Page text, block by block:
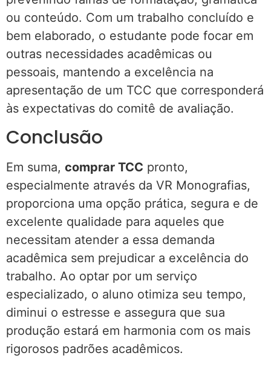
ou conteúdo. Com um trabalho concluído e
bem elaborado, o estudante pode focar em
outras necessidades acadêmicas ou
pessoais, mantendo a excelência na
apresentação de um TCC que corresponderá
às expectativas do comitê de avaliação.
Conclusão
Em suma, comprar TCC pronto,
especialmente através da VR Monografias,
proporciona uma opção prática, segura e de
excelente qualidade para aqueles que
necessitam atender a essa demanda
acadêmica sem prejudicar a excelência do
trabalho. Ao optar por um serviço
especializado, o aluno otimiza seu tempo,
diminui o estresse e assegura que sua
produção estará em harmonia com os mais
rigorosos padrões acadêmicos.